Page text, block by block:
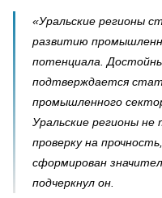
«Уральские регионы
развитию
потенциала.
подтверждается
промышленного
Уральские регионы не
проверку на
сформирован
подчеркнул он.